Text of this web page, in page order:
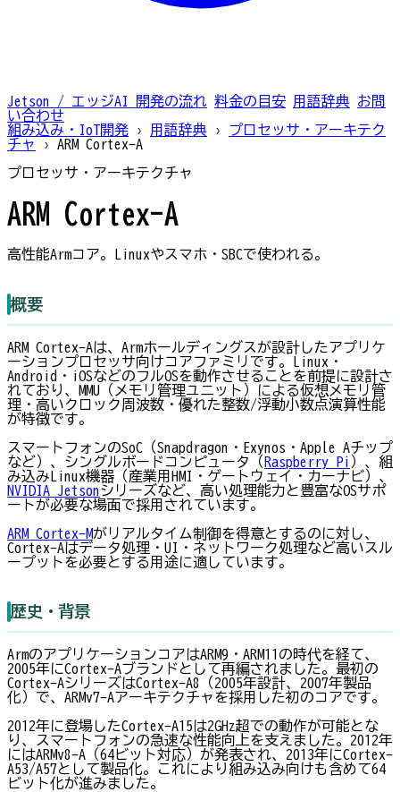
Jetson / エッジAI 開発の流れ 料金の目安 用語辞典 お問
い合わせ
組み込み・IoT開発
› 用語辞典 ›
プロセッサ・アーキテク
チャ
›
ARM Cortex-A
プロセッサ・アーキテクチャ
ARM Cortex-A
高性能Armコア。Linuxやスマホ・SBCで使われる。
概要
ARM Cortex-Aは、Armホールディングスが設計したアプリケ
ーションプロセッサ向けコアファミリです。Linux・
Android・iOSなどのフルOSを動作させることを前提に設計さ
れており、MMU（メモリ管理ユニット）による仮想メモリ管
理・高いクロック周波数・優れた整数/浮動小数点演算性能
が特徴です。
スマートフォンのSoC（Snapdragon・Exynos・Apple Aチップ
など）、シングルボードコンピュータ（Raspberry Pi ）、組
み込みLinux機器（産業用HMI・ゲートウェイ・カーナビ）、
NVIDIA Jetsonシリーズなど、高い処理能力と豊富なOSサポ
ートが必要な場面で採用されています。
ARM Cortex-Mがリアルタイム制御を得意とするのに対し、
Cortex-Aはデータ処理・UI・ネットワーク処理など高いスル
ープットを必要とする用途に適しています。
歴史・背景
ArmのアプリケーションコアはARM9・ARM11の時代を経て、
2005年にCortex-Aブランドとして再編されました。最初の
Cortex-AシリーズはCortex-A8（2005年設計、2007年製品
化）で、ARMv7-Aアーキテクチャを採用した初のコアです。
2012年に登場したCortex-A15は2GHz超での動作が可能とな
り、スマートフォンの急速な性能向上を支えました。2012年
にはARMv8-A（64ビット対応）が発表され、2013年にCortex-
A53/A57として製品化。これにより組み込み向けも含めて64
ビット化が進みました。